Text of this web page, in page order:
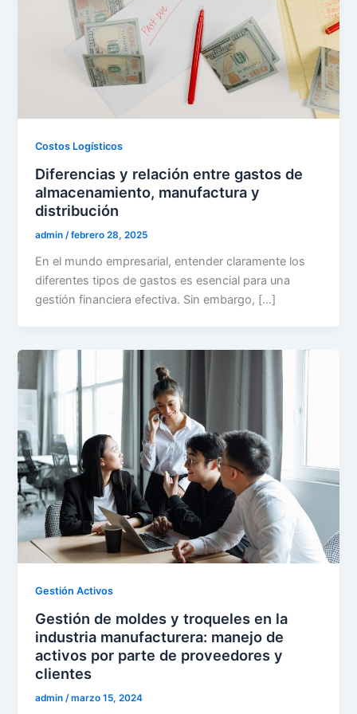
Costos Logísticos
Diferencias y relación entre gastos de
almacenamiento, manufactura y
distribución
admin /febrero 28, 2025
En el mundo empresarial, entender claramente los
diferentes tipos de gastos es esencial para una
gestión financiera efectiva. Sin embargo, […]
Gestión Activos
Gestión de moldes y troqueles en la
industria manufacturera: manejo de
activos por parte de proveedores y
clientes
admin/marzo 15, 2024